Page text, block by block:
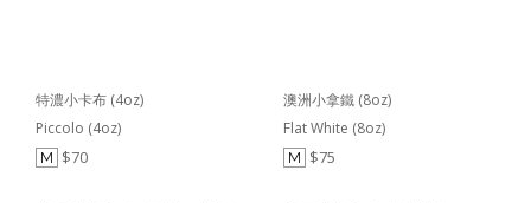
特濃小卡布 (4oz)
Piccolo (4oz)
M $70
澳洲小拿鐵 (8oz)
Flat White (8oz)
M $75